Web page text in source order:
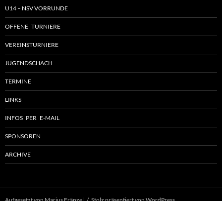
U14 – NSV VORRUNDE
OFFENE TURNIERE
VEREINSTURNIERE
JUGENDSCHACH
TERMINE
LINKS
INFOS PER E-MAIL
SPONSOREN
ARCHIVE